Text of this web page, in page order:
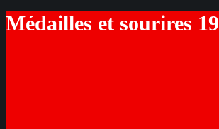
Médailles et sourires 19